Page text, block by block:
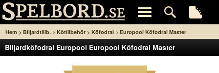
Hem > Biljardtillb. > Kötillbehör > Köfodral > Europool Köfodral Master
Biljardköfodral Europool Europool Köfodral Master